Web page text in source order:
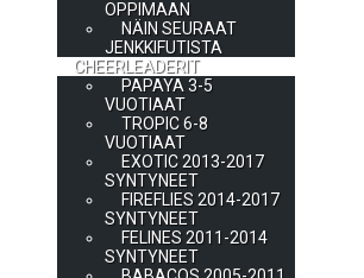
OPPIMAAN
NÄIN SEURAAT
JENKKIFUTISTA
CHEERLEADERIT
PAPAYA 3-5
VUOTIAAT
TROPIC 6-8
VUOTIAAT
EXOTIC 2013-2017
SYNTYNEET
FIREFLIES 2014-2017
SYNTYNEET
FELINES 2011-2014
SYNTYNEET